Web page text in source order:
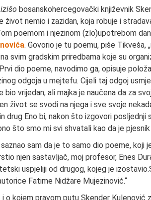
bosanskohercegovački književnik
život nemio i zazidan, koja robuje i
poemom i njezinom (zlo)upotrebom
. Govorio je tu poemu, piše Tikveša,
svim gradskim priredbama koje su
dio poeme, navodimo ga, opisuje
odgoja u mejtefu. Cijeli taj odgoj
bio vrijedan, ali majka je naučena da za
život se svodi na njega i sve svoje
drug Eno bi, nakon što izgovori posljednji
što smo mi svi shvatali kao da je
sam da je to samo dio poeme, koji
njen sastavljač, moj profesor, Enes
uspjeliji od drugog, kojeg je
Fatime Nidžare Mujezinović.“
o kojem pravom putu Skender Kulenović